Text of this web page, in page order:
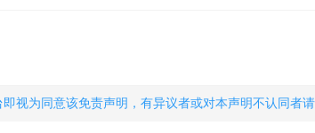
为同意该免责声明，有异议者或对本声明不认同者请